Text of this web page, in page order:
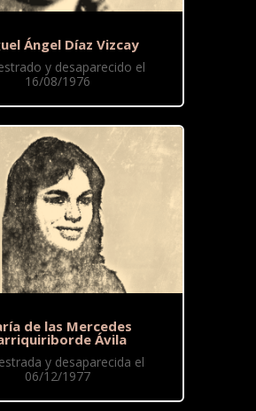
Ángel Díaz Vizcay
y desaparecido el
16/08/1976
de las Mercedes
Ávila
y desaparecida el
06/12/1977